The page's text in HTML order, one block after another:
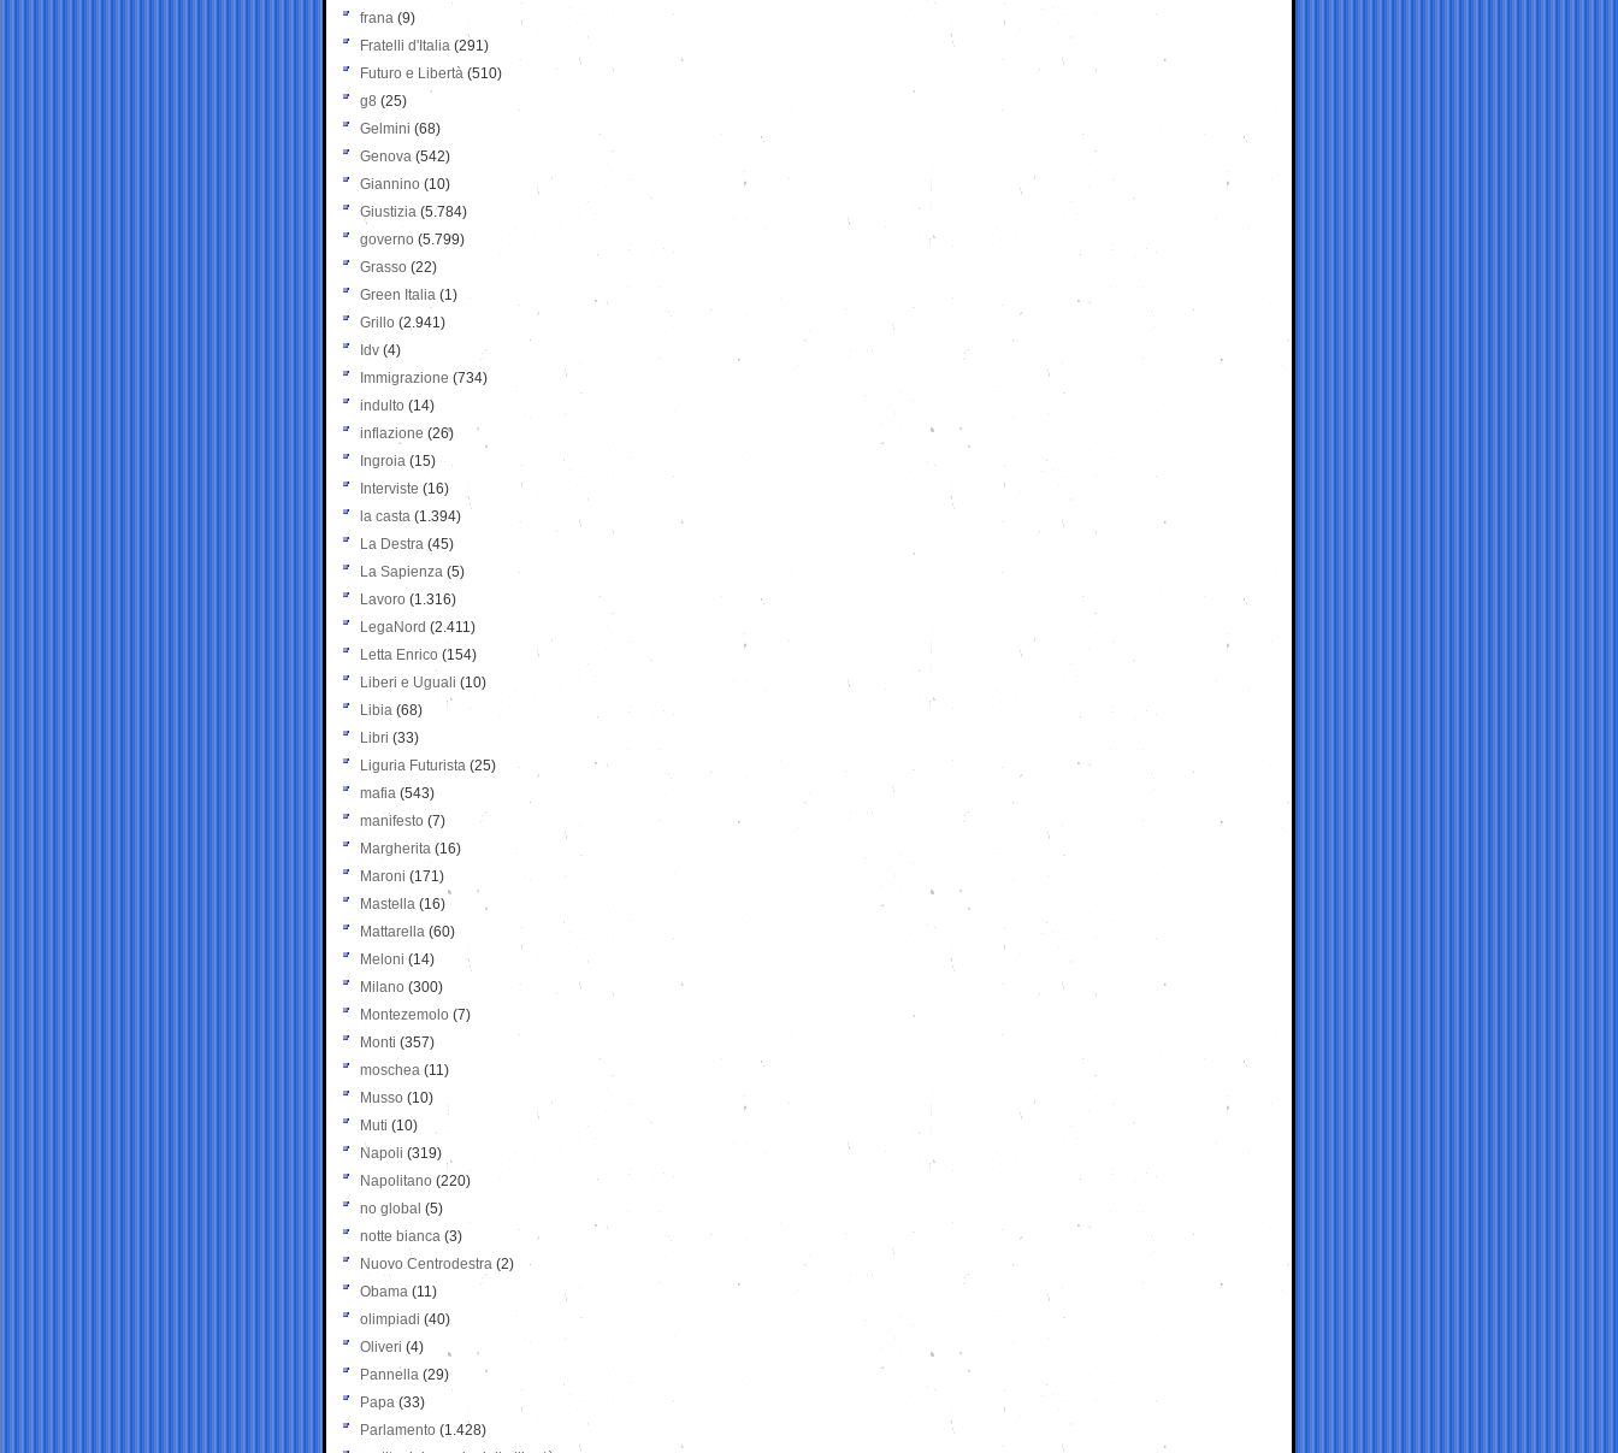
frana (9)
Fratelli d'Italia (291)
Futuro e Libertà (510)
g8 (25)
Gelmini (68)
Genova (542)
Giannino (10)
Giustizia (5.784)
governo (5.799)
Grasso (22)
Green Italia (1)
Grillo (2.941)
Idv (4)
Immigrazione (734)
indulto (14)
inflazione (26)
Ingroia (15)
Interviste (16)
la casta (1.394)
La Destra (45)
La Sapienza (5)
Lavoro (1.316)
LegaNord (2.411)
Letta Enrico (154)
Liberi e Uguali (10)
Libia (68)
Libri (33)
Liguria Futurista (25)
mafia (543)
manifesto (7)
Margherita (16)
Maroni (171)
Mastella (16)
Mattarella (60)
Meloni (14)
Milano (300)
Montezemolo (7)
Monti (357)
moschea (11)
Musso (10)
Muti (10)
Napoli (319)
Napolitano (220)
no global (5)
notte bianca (3)
Nuovo Centrodestra (2)
Obama (11)
olimpiadi (40)
Oliveri (4)
Pannella (29)
Papa (33)
Parlamento (1.428)